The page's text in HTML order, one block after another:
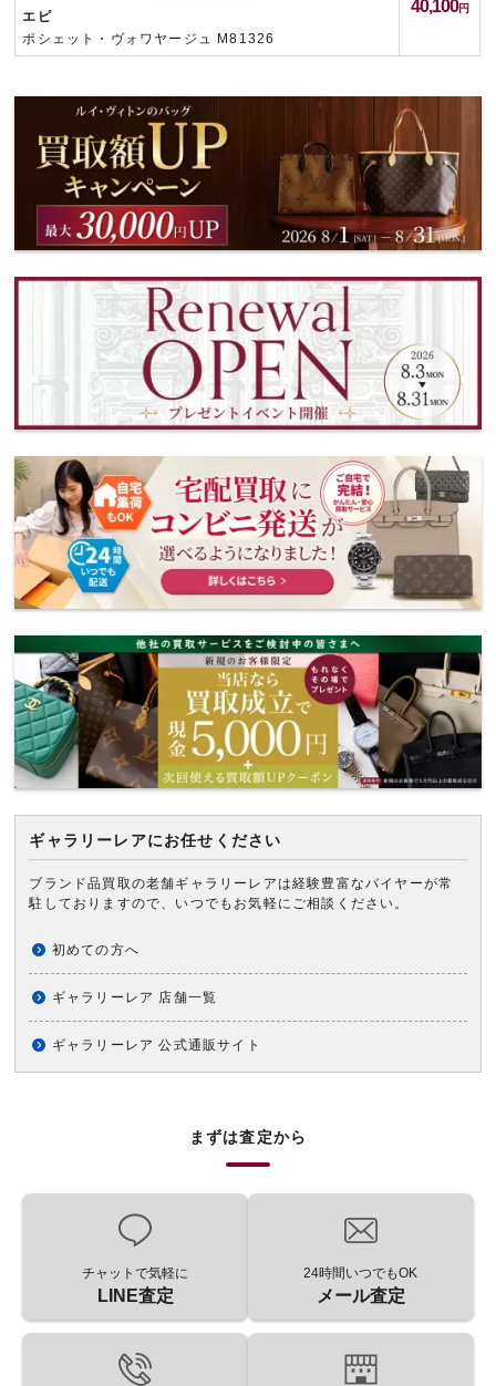
ギャラリーレアにお任せください
ブランド品買取の老舗ギャラリーレアは経験豊富なバイヤーが常
駐しておりますので、いつでもお気軽にご相談ください。
初めての方へ
ギャラリーレア 店舗一覧
ギャラリーレア 公式通販サイト
エピ
ポシェット・ヴォワヤージュ M81326
40,100
まずは査定から
チャットで気軽に
LINE査定
24時間いつでもOK
メール査定